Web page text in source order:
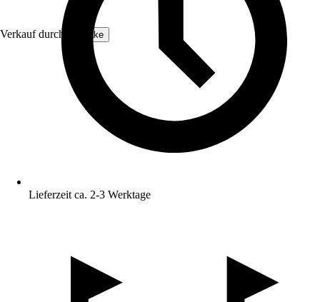
Verkauf durch: tectake
Lieferzeit ca. 2-3 Werktage